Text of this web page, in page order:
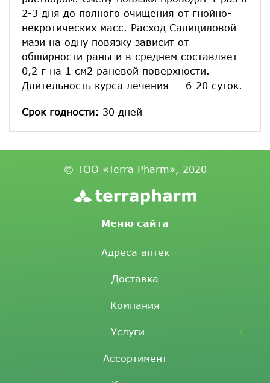
2-3 дня до полного очищения от гнойно-
некротических масс. Расход Салициловой
мази на одну повязку зависит от
обширности раны и в среднем составляет
0,2 г на 1 см2 раневой поверхности.
Длительность курса лечения — 6-20 суток.
Срок годности: 30 дней
© ТОО «Terra Pharm», 2020
Меню сайта
Адреса аптек
Доставка
Компания
Услуги
Ассортимент